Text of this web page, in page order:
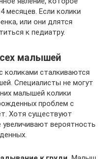
месяцев. Если колики
или они длятся
к педиатру.
малышей
коликами сталкиваются
Специалисты не могут
малышей колики
проблем с
Хотя существуют
вероятность